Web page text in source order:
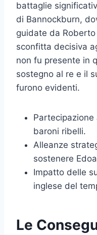
battaglie
di Bannockburn,
guidate da
sconfitta decisiva
non fu presente in
sostegno al re e il
furono evidenti.
baroni ribelli.
Alleanze
sostenere
Impatto delle
inglese del
Le